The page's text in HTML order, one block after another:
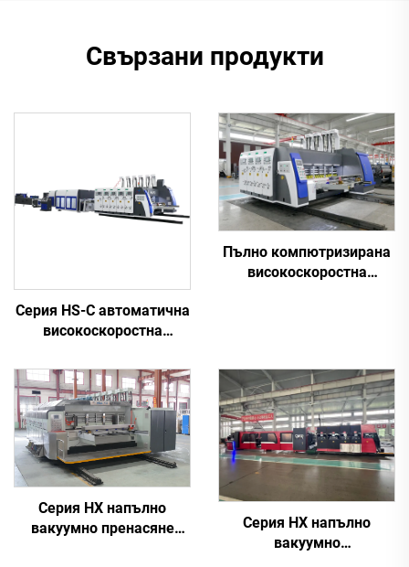
Свързани продукти
Серия HS-C автоматична
високоскоростна
залепване с
автоматично опаковане
Пълно компютризирана
високоскоростна
Серия HX напълно
вакуумно пренасяне
Серия HX напълно
вакуумно